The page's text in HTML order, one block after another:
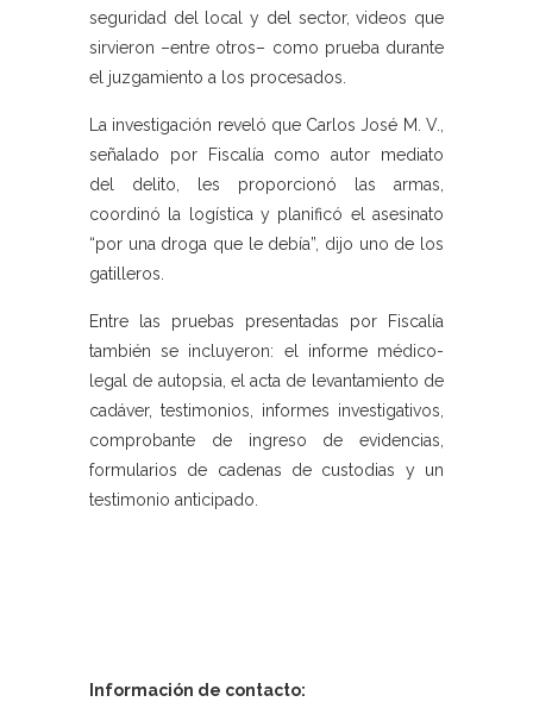
seguridad del local y del sector, videos que
sirvieron –entre otros– como prueba durante
el juzgamiento a los procesados.
La investigación reveló que Carlos José M. V.,
señalado por Fiscalía como autor mediato
del delito, les proporcionó las armas,
coordinó la logística y planificó el asesinato
“por una droga que le debía”, dijo uno de los
gatilleros.
Entre las pruebas presentadas por Fiscalía
también se incluyeron: el informe médico-
legal de autopsia, el acta de levantamiento de
cadáver, testimonios, informes investigativos,
comprobante de ingreso de evidencias,
formularios de cadenas de custodias y un
testimonio anticipado.
Información de contacto: